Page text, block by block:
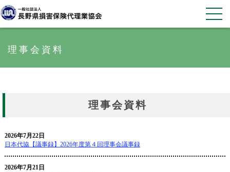
理事会資料
理事会資料
2026年7月22日
日本代協【議事録】2026年度第４回理事会議事録
2026年7月21日